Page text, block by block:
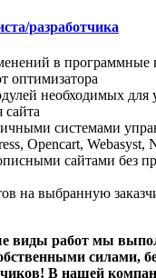
разработчика
в программные
оптимизатора
необходимых для
системами
Opencart, Webasyst,
сайтами без
на выбранную
виды работ мы
силами,
В нашей